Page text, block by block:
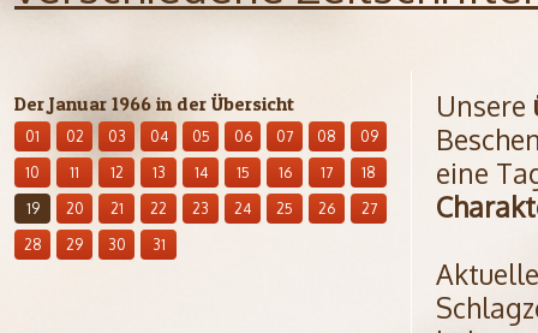
Der Januar 1966 in der Übersicht
01 02 03 04 05 06 07 08
09
10
11 12 13 14 15 16 17
18
19
20 21 22 23 24 25 26
27
28
29 30 31
Unsere
eine